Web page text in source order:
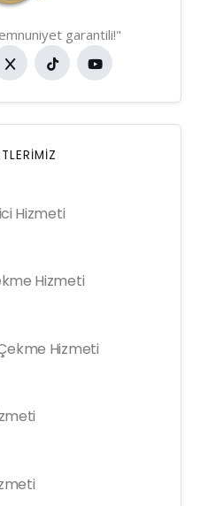
garantili!"
Hizmeti
Hizmeti
Hizmeti